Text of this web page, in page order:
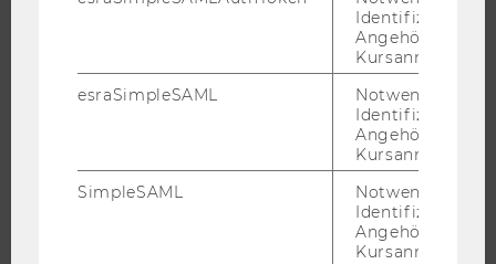
EVENTS ARCHIV
Identifizierung
Angehörige/r für
Kursanmeldung.
esraSimpleSAML
Notwendig zur
Identifizierung
Angehörige/r für
Kursanmeldung.
SimpleSAML
Notwendig zur
Identifizierung
Angehörige/r für
Kursanmeldung.